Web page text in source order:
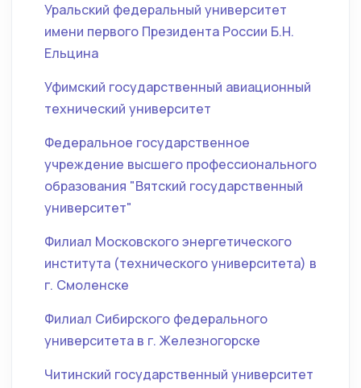
Уральский федеральный университет
имени первого Президента России Б.Н.
Ельцина
Уфимский государственный авиационный
технический университет
Федеральное государственное
учреждение высшего профессионального
образования "Вятский государственный
университет"
Филиал Московского энергетического
института (технического университета) в
г. Смоленске
Филиал Сибирского федерального
университета в г. Железногорске
Читинский государственный университет